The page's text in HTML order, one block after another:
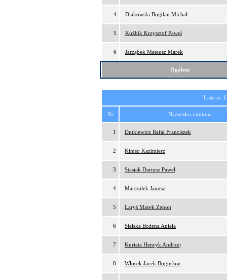
4 Diakowski Bogdan Michał
5 Kuźbik Krzysztof Paweł
6 Jarząbek Mateusz Marek
Ogółem
Lista nr
Nr Nazwisko i imiona
1 Dutkiewicz Rafał Franciszek
2 Kimso Kazimierz
3 Stasiak Dariusz Paweł
4 Marszałek Janusz
5 Laryś Marek Zenon
6 Sielska Bożena Aniela
7 Kuriata Henryk Andrzej
8 Włosek Jacek Bogusław